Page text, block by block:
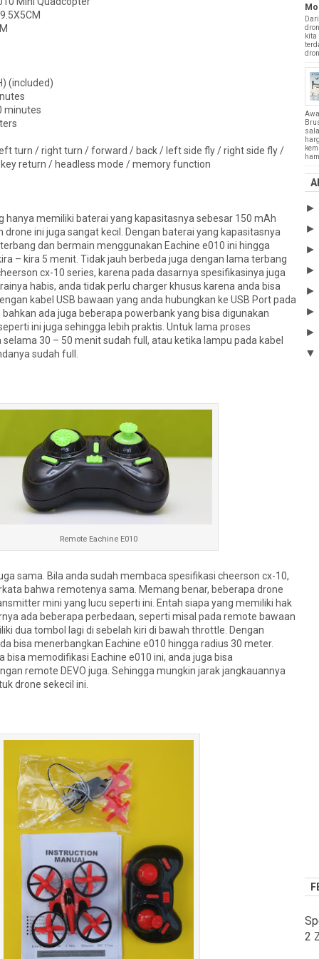
(included)
minutes
turn / right turn / forward / back / left side fly / right side fly /
return / headless mode / memory function
hanya memiliki baterai yang kapasitasnya sebesar 150 mAh
drone ini juga sangat kecil. Dengan baterai yang kapasitasnya
dan bermain menggunakan Eachine e010 ini hingga
– kira 5 menit. Tidak jauh berbeda juga dengan lama terbang
cx-10 series, karena pada dasarnya spesifikasinya juga
habis, anda tidak perlu charger khusus karena anda bisa
kabel USB bawaan yang anda hubungkan ke USB Port pada
ada juga beberapa powerbank yang bisa digunakan
ini juga sehingga lebih praktis. Untuk lama proses
30 – 50 menit sudah full, atau ketika lampu pada kabel
sudah full.
Remote Eachine E010
sama. Bila anda sudah membaca spesifikasi cheerson cx-10,
bahwa remotenya sama. Memang benar, beberapa drone
mini yang lucu seperti ini. Entah siapa yang memiliki hak
ada beberapa perbedaan, seperti misal pada remote bawaan
dua tombol lagi di sebelah kiri di bawah throttle. Dengan
bisa menerbangkan Eachine e010 hingga radius 30 meter.
bisa memodifikasi Eachine e010 ini, anda juga bisa
remote DEVO juga. Sehingga mungkin jarak jangkauannya
drone sekecil ini.
kita
2